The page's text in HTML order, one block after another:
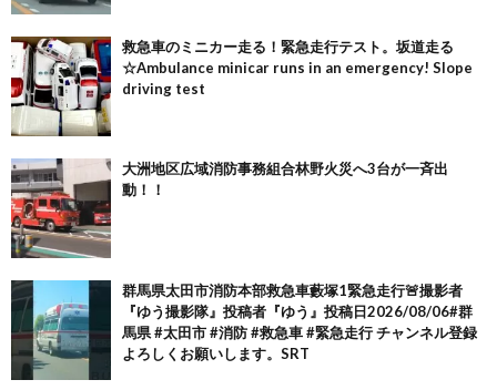
救急車のミニカー走る！緊急走行テスト。坂道走る
☆Ambulance minicar runs in an emergency! Slope
driving test
大洲地区広域消防事務組合林野火災へ3台が一斉出
動！！
群馬県太田市消防本部救急車藪塚1緊急走行🚨撮影者
『ゆう撮影隊』投稿者『ゆう』投稿日2026/08/06#群
馬県 #太田市 #消防 #救急車 #緊急走行 チャンネル登録
よろしくお願いします。SRT